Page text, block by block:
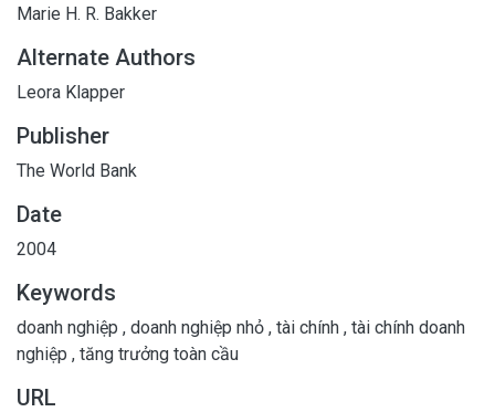
Marie H. R. Bakker
Alternate Authors
Leora Klapper
Publisher
The World Bank
Date
2004
Keywords
doanh nghiệp , doanh nghiệp nhỏ , tài chính , tài chính doanh
nghiệp , tăng trưởng toàn cầu
URL